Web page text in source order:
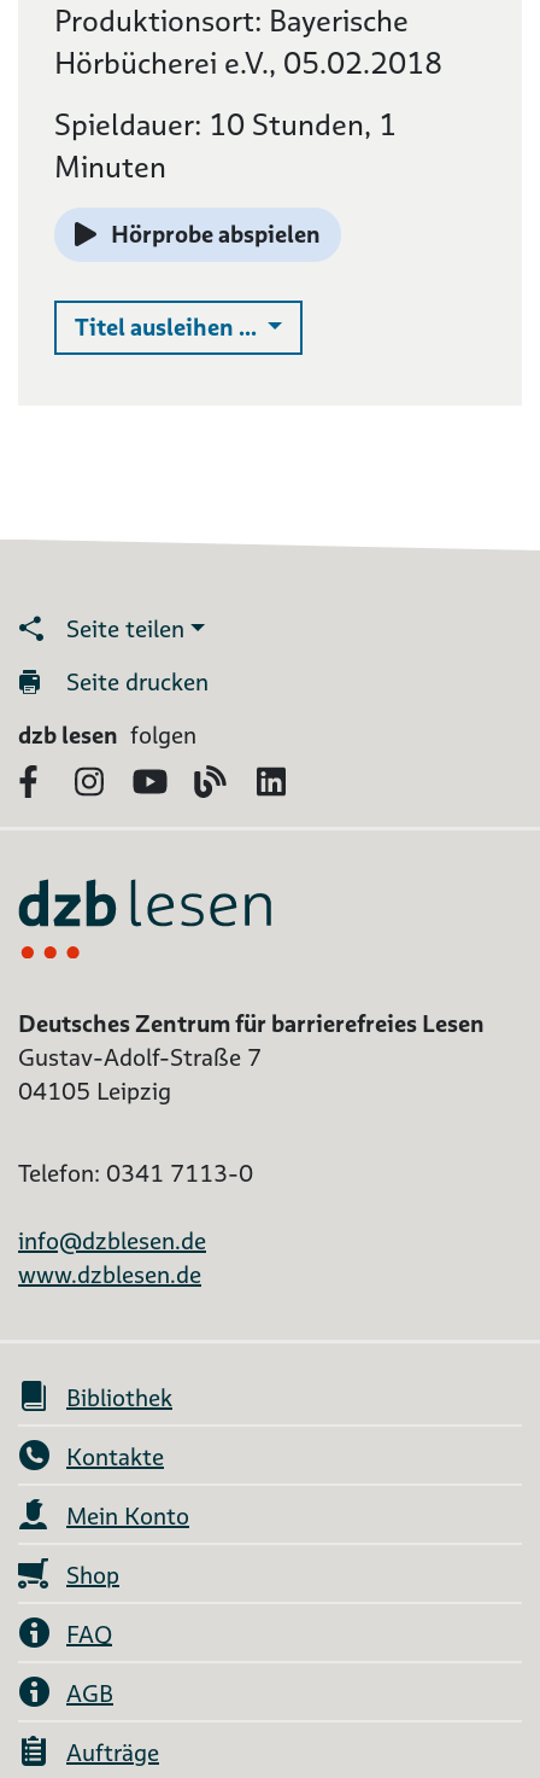
Produktionsort: Bayerische
Hörbücherei e.V., 05.02.2018
Spieldauer: 10 Stunden, 1
Minuten
Hörprobe abspielen
Titel ausleihen ... Auswahlliste ausklappen
Seite teilen
Seite drucken
dzb lesen folgen
FacebookInstagram
YouTubeBlog
Deutsches Zentrum für barrierefreies Lesen
Gustav-Adolf-Straße 7
04105 Leipzig
Telefon: 0341 7113-0
info@dzblesen.de
www.dzblesen.de
Bibliothek
Kontakte
Mein Konto
Shop
FAQ
AGB
Aufträge